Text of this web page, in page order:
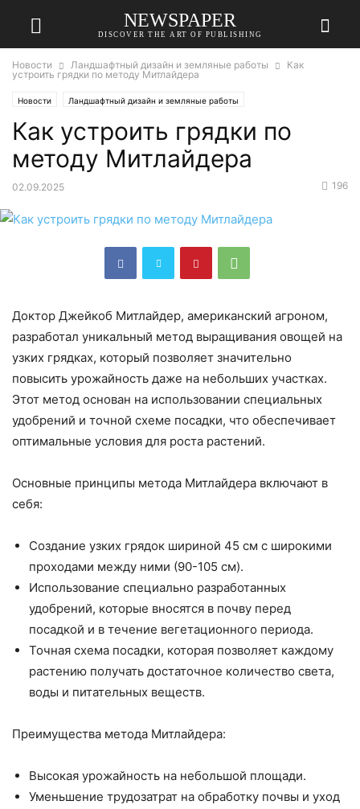
NEWSPAPER
DISCOVER THE ART OF PUBLISHING
Новости Ландшафтный дизайн и земляные работы
Как
устроить грядки по методу Митлайдера
Новости Ландшафтный дизайн и земляные работы
Как устроить грядки по
методу Митлайдера
02.09.2025 196
Доктор Джейкоб Митлайдер, американский агроном,
разработал уникальный метод выращивания овощей на
узких грядках, который позволяет значительно
повысить урожайность даже на небольших участках.
Этот метод основан на использовании специальных
удобрений и точной схеме посадки, что обеспечивает
оптимальные условия для роста растений.
Основные принципы метода Митлайдера включают в
себя:
Создание узких грядок шириной 45 см с широкими
проходами между ними (90-105 см).
Использование специально разработанных
удобрений, которые вносятся в почву перед
посадкой и в течение вегетационного периода.
Точная схема посадки, которая позволяет каждому
растению получать достаточное количество света,
воды и питательных веществ.
Преимущества метода Митлайдера:
Высокая урожайность на небольшой площади.
Уменьшение трудозатрат на обработку почвы и уход